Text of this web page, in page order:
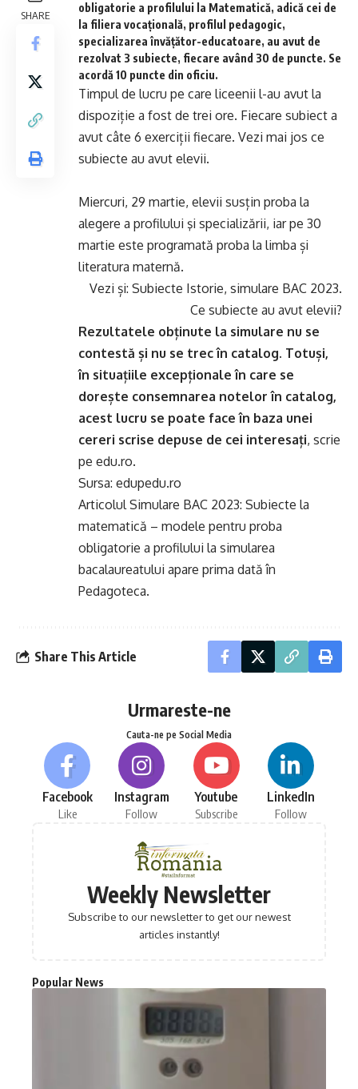
SHARE
obligatorie a profilului la Matematică, adică cei de
la filiera vocațională, profilul pedagogic,
specializarea învățător-educatoare, au avut de
rezolvat 3 subiecte, fiecare având 30 de puncte. Se
acordă 10 puncte din oficiu.
Timpul de lucru pe care liceenii l-au avut la
dispoziție a fost de trei ore. Fiecare subiect a
avut câte 6 exerciții fiecare. Vezi mai jos ce
subiecte au avut elevii.
Miercuri, 29 martie, elevii susțin proba la
alegere a profilului şi specializării, iar pe 30
martie este programată proba la limba și
literatura maternă.
Vezi și: Subiecte Istorie, simulare BAC 2023.
Ce subiecte au avut elevii?
Rezultatele obținute la simulare nu se
contestă și nu se trec în catalog. Totuși,
în situațiile excepționale în care se
dorește consemnarea notelor în catalog,
acest lucru se poate face în baza unei
cereri scrise depuse de cei interesați, scrie
pe edu.ro.
Sursa: edupedu.ro
ArticolulSimulare BAC 2023: Subiecte la
matematică – modele pentru proba
obligatorie a profilului la simularea
bacalaureatului apare prima dată în
Pedagoteca.
Share This Article
Urmareste-ne
Cauta-ne pe Social Media
Facebook
Like
Instagram
Follow
Youtube
Subscribe
LinkedIn
Follow
Weekly Newsletter
Subscribe to our newsletter to get our newest
articles instantly!
Popular News